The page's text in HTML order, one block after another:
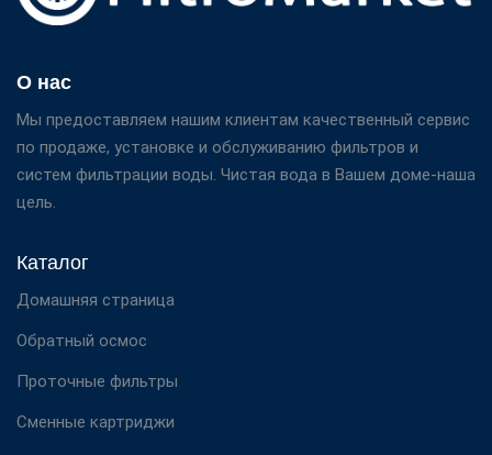
О нас
Мы предоставляем нашим клиентам качественный сервис
по продаже, установке и обслуживанию фильтров и
систем фильтрации воды. Чистая вода в Вашем доме-наша
цель.
Каталог
Домашняя страница
Обратный осмос
Проточные фильтры
Сменные картриджи